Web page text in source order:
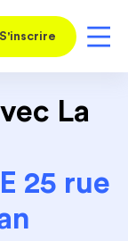
S'inscrire
La
25 rue